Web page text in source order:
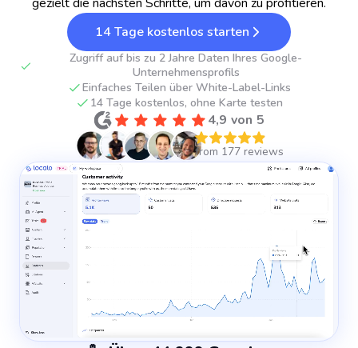
14 Tage kostenlos starten
Zugriff auf bis zu 2 Jahre Daten Ihres Google-
Unternehmensprofils
Einfaches Teilen über White-Label-Links
14 Tage kostenlos, ohne Karte testen
4,9 von 5